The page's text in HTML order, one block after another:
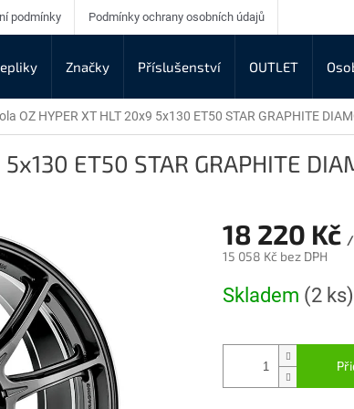
podmínky Podmínky ochrany osobních údajů
Značky Příslušenství OUTLET
OZ HYPER XT HLT 20x9 5x130 ET50 STAR GRAPHITE
ET50 STAR GRAPHITE
18 220 Kč /
15 058 Kč bez DPH
cena:
Skladem (2 ks)